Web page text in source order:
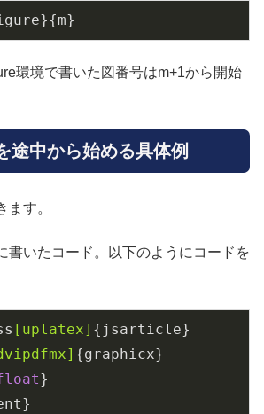
環境で書いた図番号はm+1から開始
途中から始める具体例
ます。
書いたコード。以下のようにコードを
[uplatex] {jsarticle}
{graphicx}
}